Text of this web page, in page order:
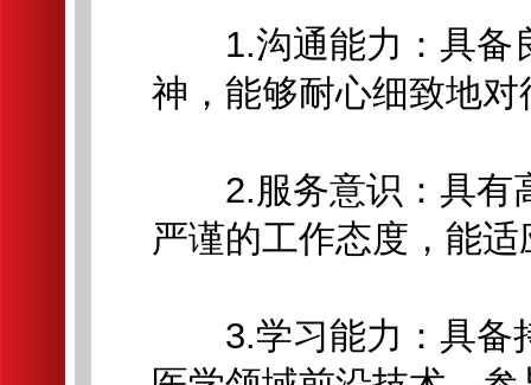
1.沟通能力：具备
神，能够耐心细致地
2.服务意识：具有
严谨的工作态度，能
3.学习能力：具备